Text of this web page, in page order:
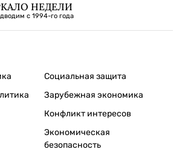
НЕДЕЛИ
с 1994-го года
Социальная защита
Зарубежная экономика
Конфликт интересов
Экономическая
безопасность